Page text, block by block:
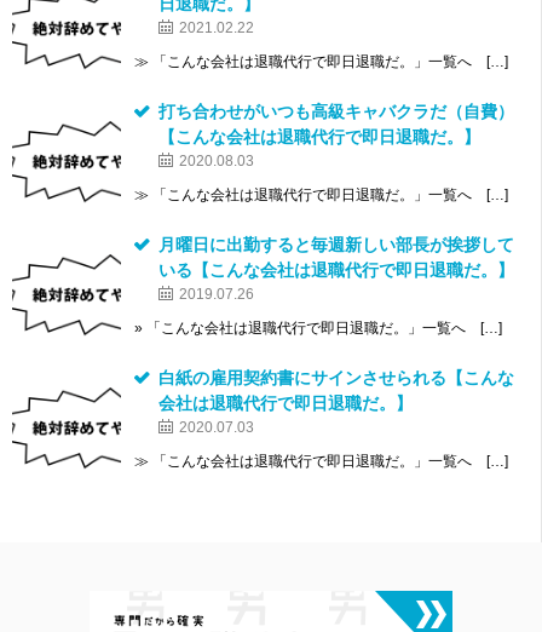
2021.02.22
≫ 「こんな会社は退職代行で即日退職だ。」一覧へ […]
打ち合わせがいつも高級キャバクラだ（自費）
【こんな会社は退職代行で即日退職だ。】
2020.08.03
≫ 「こんな会社は退職代行で即日退職だ。」一覧へ […]
月曜日に出勤すると毎週新しい部長が挨拶して
いる【こんな会社は退職代行で即日退職だ。】
2019.07.26
» 「こんな会社は退職代行で即日退職だ。」一覧へ […]
白紙の雇用契約書にサインさせられる【こんな
会社は退職代行で即日退職だ。】
2020.07.03
≫ 「こんな会社は退職代行で即日退職だ。」一覧へ […]